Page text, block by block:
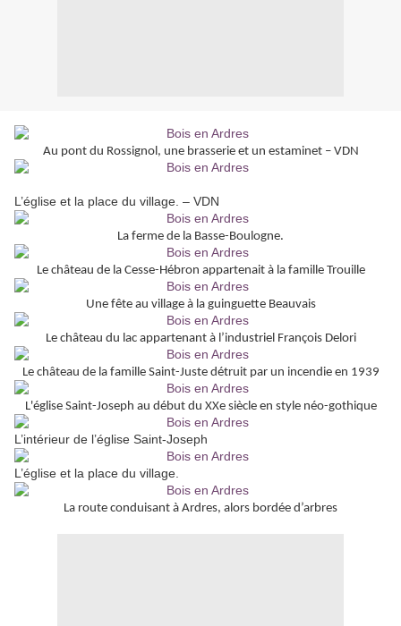
Au pont du Rossignol, une brasserie et un estaminet – VDN
L’église et la place du village. – VDN
La ferme de la Basse-Boulogne.
Le château de la Cesse-Hébron appartenait à la famille Trouille
Une fête au village à la guinguette Beauvais
Le château du lac appartenant à l’industriel François Delori
Le château de la famille Saint-Juste détruit par un incendie en 1939
L'église Saint-Joseph au début du XXe siècle en style néo-gothique
L’intérieur de l’église Saint-Joseph
L’église et la place du village.
La route conduisant à Ardres, alors bordée d’arbres